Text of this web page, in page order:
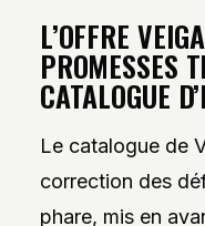
L’OFFRE
PROMESSES
CATALOGUE
Le catalogue de
correction des
phare, mis en